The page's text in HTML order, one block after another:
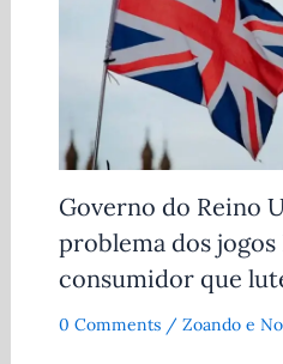
Governo do Reino
problema dos
consumidor que
0 Comments / Zoando e